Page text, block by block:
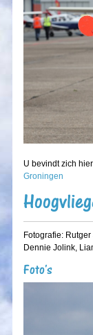
U bevindt zich
Groningen
Fotografie:
Dennie Jolink,
Foto's